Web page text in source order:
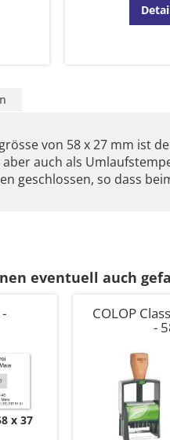
von 58 x 27 mm ist
auch als
geschlossen, so dass
eventuell auch
x 37
COLOP
-